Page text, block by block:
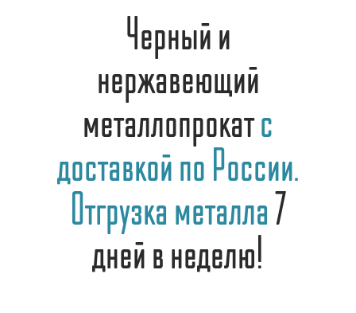
Черный и
нержавеющий
металлопрокатс
доставкой по России.
Отгрузка металла7
дней в неделю!